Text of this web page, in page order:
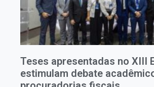
Teses apresentadas no XIII
estimulam debate